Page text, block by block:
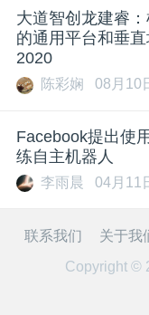
公
活
动
大道智创龙建睿
的通用平台和垂
2020
陈彩娴 08月10
Facebook提出使
练自主机器人
李雨晨 04月11
联系我们 关于我
Copyright ©